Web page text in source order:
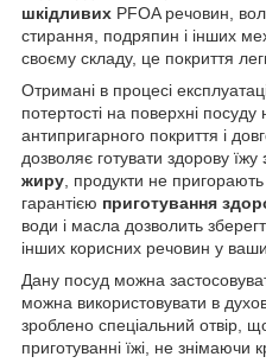
шкідливих PFOA речовин,
стирання, подряпин і інших
своєму складу, це покриття
Отримані в процесі
потертості на поверхні
антипригарного покриття і
дозволяє готувати здорову їжу
жиру , продукти не пригорають
гарантією приготування
води і масла дозволить
інших корисних речовин у
Дану посуд можна
можна використовувати в
зроблено спеціальний отвір,
приготуванні їжі, не знімаючи